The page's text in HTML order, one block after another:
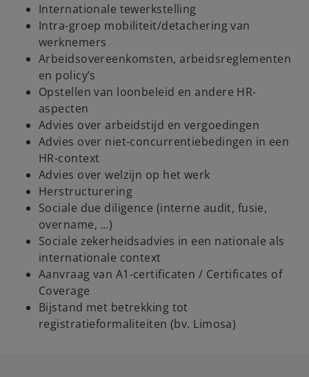
Internationale tewerkstelling
Intra-groep mobiliteit/detachering van
werknemers
Arbeidsovereenkomsten, arbeidsreglementen
en policy’s
Opstellen van loonbeleid en andere HR-
aspecten
Advies over arbeidstijd en vergoedingen
Advies over niet-concurrentiebedingen in een
HR-context
Advies over welzijn op het werk
Herstructurering
Sociale due diligence (interne audit, fusie,
overname, …)
Sociale zekerheidsadvies in een nationale als
internationale context
Aanvraag van A1-certificaten / Certificates of
Coverage
Bijstand met betrekking tot
registratieformaliteiten (bv. Limosa)